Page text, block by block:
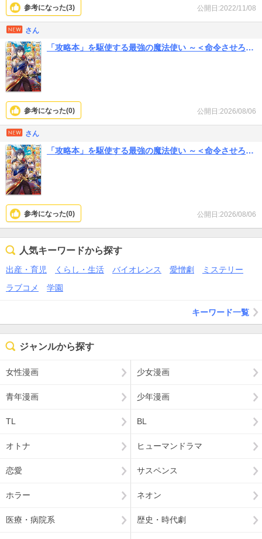
俺TUEEEE漫画のチュートリアルみたいな感じ。
私はチュートリアルを必要としてないので…。
公開日:2022/11/08
参考になった(3)
さん
「攻略本」を駆使する最強の魔法使い ～＜命令させろ＞とは言わせない俺流魔王討伐最善ルート～
公開日:2026/08/06
参考になった(0)
さん
「攻略本」を駆使する最強の魔法使い ～＜命令させろ＞とは言わせない俺流魔王討伐最善ルート～
公開日:2026/08/06
参考になった(0)
人気キーワードから探す
出産・育児 くらし・生活 バイオレンス 愛憎劇
ミステリー
ラブコメ
学園
キーワード一覧
ジャンルから探す
女性漫画 少女漫画
青年漫画 少年漫画
TL BL
オトナ ヒューマンドラマ
恋愛 サスペンス
ホラー ネオン
医療・病院系 歴史・時代劇